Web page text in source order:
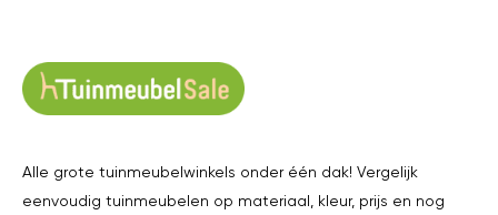
Alle grote tuinmeubelwinkels onder één dak! Vergelijk
eenvoudig tuinmeubelen op materiaal, kleur, prijs en nog